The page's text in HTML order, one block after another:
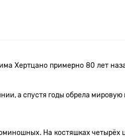
Хертцано примерно 80 лет
а спустя годы обрела мировую
На костяшках